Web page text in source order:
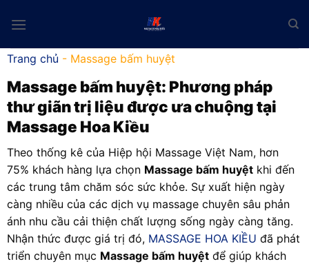
Trang chủ - Massage bấm huyệt
Massage bấm huyệt: Phương pháp
thư giãn trị liệu được ưa chuộng tại
Massage Hoa Kiều
Theo thống kê của Hiệp hội Massage Việt Nam, hơn
75% khách hàng lựa chọn Massage bấm huyệt khi đến
các trung tâm chăm sóc sức khỏe. Sự xuất hiện ngày
càng nhiều của các dịch vụ massage chuyên sâu phản
ánh nhu cầu cải thiện chất lượng sống ngày càng tăng.
Nhận thức được giá trị đó, MASSAGE HOA KIỀU đã phát
triển chuyên mục Massage bấm huyệt để giúp khách